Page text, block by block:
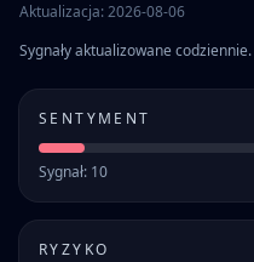
Aktualizacja: 2026-08-06
Sygnały aktualizowane codziennie.
SENTYMENT
Sygnał: 10
RYZYKO